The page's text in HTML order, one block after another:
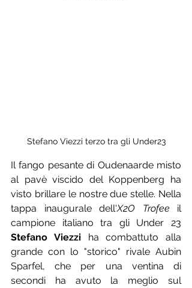
Stefano Viezzi terzo tra gli Under23
Il fango pesante di Oudenaarde misto
al pavè viscido del Koppenberg ha
visto brillare le nostre due stelle. Nella
tappa inaugurale dell'X2O Trofee il
Stefano Viezzi ha combattuto alla
grande con lo "storico" rivale Aubin
Sparfel, che per una ventina di
secondi ha avuto la meglio sul